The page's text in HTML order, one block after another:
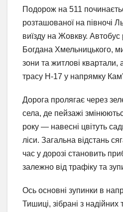
Подорож на 511
розташованої на півночі
виїзду на Жовкву.
Богдана Хмельницького,
зони та житлові квартали,
трасу Н-17 у напрямку
Дорога пролягає через
села, де пейзажі
року — навесні цвітуть
ліси. Загальна відстань
час у дорозі становить
залежно від трафіку та
Ось основні зупинки в
Тишиці, зібрані з надійних